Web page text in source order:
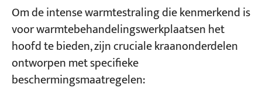
Om de intense warmtestraling die kenmerkend is
voor warmtebehandelingswerkplaatsen het
hoofd te bieden, zijn cruciale kraanonderdelen
ontworpen met specifieke
beschermingsmaatregelen: